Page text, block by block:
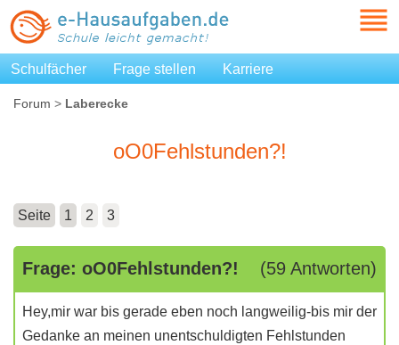
Schulfächer Frage stellen Karriere
Forum > Laberecke
oO0Fehlstunden?!
Seite 1 2 3
Frage: oO0Fehlstunden?! (59 Antworten)
Hey,mir war bis gerade eben noch langweilig-bis mir der
Gedanke an meinen unentschuldigten Fehlstunden